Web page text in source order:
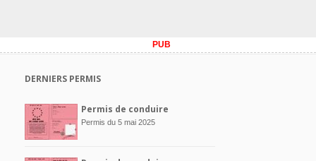
PUB
DERNIERS PERMIS
Permis de conduire
Permis du 5 mai 2025